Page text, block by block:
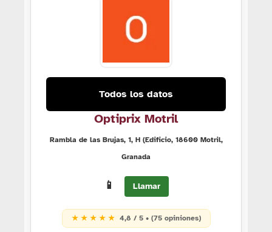
Todos los datos
Optiprix Motril
Rambla de las Brujas, 1, H (Edificio, 18600 Motril,
Granada
📱 Llamar
★ ★ ★ ★ ★ 4,8 / 5 • (75 opiniones)